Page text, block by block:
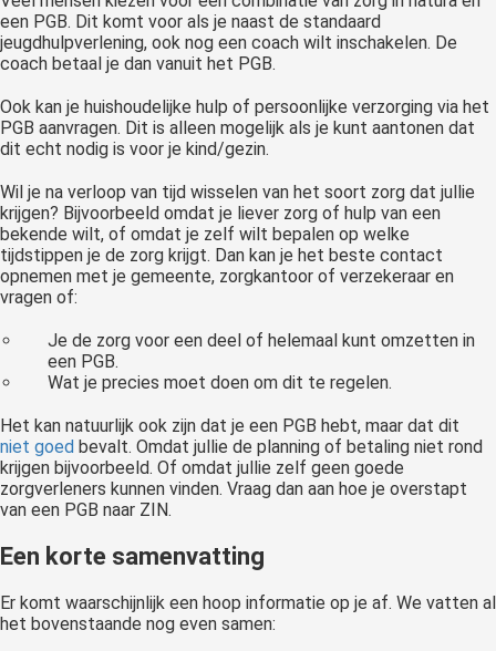
een PGB. Dit komt voor als je naast de standaard
jeugdhulpverlening, ook nog een coach wilt inschakelen. De
coach betaal je dan vanuit het PGB.
Ook kan je huishoudelijke hulp of persoonlijke verzorging via het
PGB aanvragen. Dit is alleen mogelijk als je kunt aantonen dat
dit echt nodig is voor je kind/gezin.
Wil je na verloop van tijd wisselen van het soort zorg dat jullie
krijgen? Bijvoorbeeld omdat je liever zorg of hulp van een
bekende wilt, of omdat je zelf wilt bepalen op welke
tijdstippen je de zorg krijgt. Dan kan je het beste contact
opnemen met je gemeente, zorgkantoor of verzekeraar en
vragen of:
Je de zorg voor een deel of helemaal kunt omzetten in
een PGB.
Wat je precies moet doen om dit te regelen.
Het kan natuurlijk ook zijn dat je een PGB hebt, maar dat dit
niet goed bevalt. Omdat jullie de planning of betaling niet rond
krijgen bijvoorbeeld. Of omdat jullie zelf geen goede
zorgverleners kunnen vinden. Vraag dan aan hoe je overstapt
van een PGB naar ZIN.
Een korte samenvatting
Er komt waarschijnlijk een hoop informatie op je af. We vatten al
het bovenstaande nog even samen: